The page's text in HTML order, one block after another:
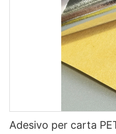
Adesivo per carta